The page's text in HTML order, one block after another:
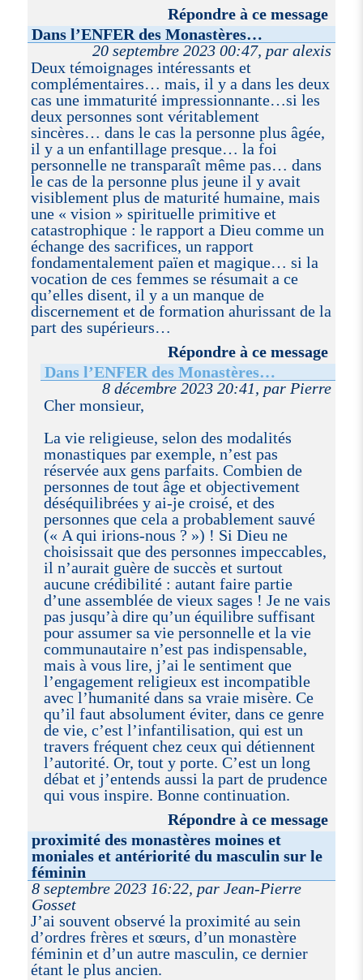
Répondre à ce message
Dans l’ENFER des Monastères…
20 septembre 2023 00:47, par alexis
Deux témoignages intéressants et
complémentaires… mais, il y a dans les deux
cas une immaturité impressionnante…si les
deux personnes sont véritablement
sincères… dans le cas la personne plus âgée,
il y a un enfantillage presque… la foi
personnelle ne transparaît même pas… dans
le cas de la personne plus jeune il y avait
visiblement plus de maturité humaine, mais
une « vision » spirituelle primitive et
catastrophique : le rapport a Dieu comme un
échange des sacrifices, un rapport
fondamentalement païen et magique… si la
vocation de ces femmes se résumait a ce
qu’elles disent, il y a un manque de
discernement et de formation ahurissant de la
part des supérieurs…
Répondre à ce message
Dans l’ENFER des Monastères…
8 décembre 2023 20:41, par Pierre
Cher monsieur,
La vie religieuse, selon des modalités
monastiques par exemple, n’est pas
réservée aux gens parfaits. Combien de
personnes de tout âge et objectivement
déséquilibrées y ai-je croisé, et des
personnes que cela a probablement sauvé
(« A qui irions-nous ? ») ! Si Dieu ne
choisissait que des personnes impeccables,
il n’aurait guère de succès et surtout
aucune crédibilité : autant faire partie
d’une assemblée de vieux sages ! Je ne vais
pas jusqu’à dire qu’un équilibre suffisant
pour assumer sa vie personnelle et la vie
communautaire n’est pas indispensable,
mais à vous lire, j’ai le sentiment que
l’engagement religieux est incompatible
avec l’humanité dans sa vraie misère. Ce
qu’il faut absolument éviter, dans ce genre
de vie, c’est l’infantilisation, qui est un
travers fréquent chez ceux qui détiennent
l’autorité. Or, tout y porte. C’est un long
débat et j’entends aussi la part de prudence
qui vous inspire. Bonne continuation.
Répondre à ce message
proximité des monastères moines et
moniales et antériorité du masculin sur le
féminin
8 septembre 2023 16:22, par Jean-Pierre
Gosset
J’ai souvent observé la proximité au sein
d’ordres frères et sœurs, d’un monastère
féminin et d’un autre masculin, ce dernier
étant le plus ancien.